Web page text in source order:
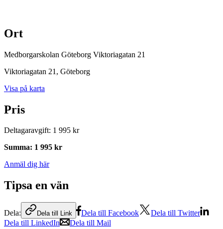
Ort
Medborgarskolan Göteborg Viktoriagatan 21
Viktoriagatan 21 , Göteborg
Visa på karta
Pris
Deltagaravgift: 1 995 kr
Summa: 1 995 kr
Anmäl dig här
Tipsa en vän
Dela: Dela till Link Dela till Facebook
Dela till Twitter
Dela till LinkedIn
Dela till Mail